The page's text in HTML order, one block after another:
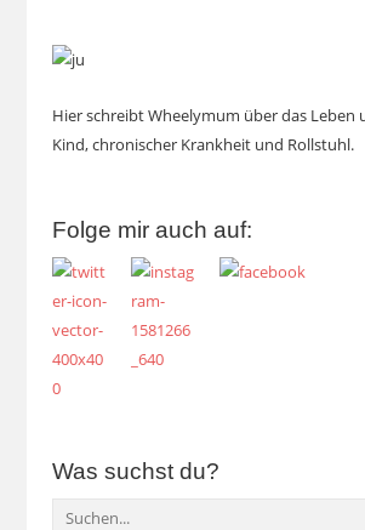
Hier schreibt Wheelymum über das Leben
Kind, chronischer Krankheit und Rollstuhl.
Folge mir auch auf:
Was suchst du?